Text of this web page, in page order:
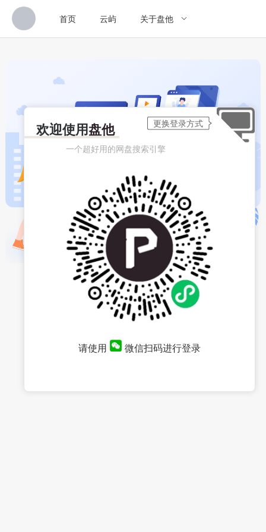
首页 云屿 关于盘他
欢迎使用盘他
一个超好用的网盘搜索引擎
请使用 微信扫码进行登录